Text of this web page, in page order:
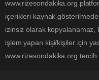
www.rizesondakika.org
içerikleri kaynak
izinsiz olarak kopyalanamaz,
işlem yapan kişi/kişiler için
www.rizesondakika.org